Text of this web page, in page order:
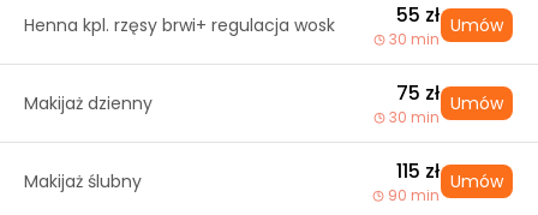
Henna kpl. rzęsy brwi+ regulacja wosk 55 zł
30 min
Umów
Makijaż dzienny 75 zł
30 min
Umów
Makijaż ślubny 115 zł
90 min
Umów